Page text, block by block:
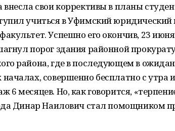
внесла свои коррективы в планы
учиться в Уфимский
Успешно его окончив, 23
порог здания районной
района, где в последующем в
совершенно бесплатно с утра
месяцев. Но, как говорится,
Динар Наилович стал помощником